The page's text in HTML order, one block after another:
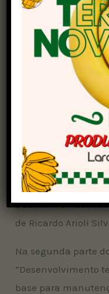
produção de soja.
oportunidade para
refletir sobre os
próximos passos
Especialistas do
O evento contará
primeiro,
mundial de soja:
presença de Décio
Buainain e Rubens
de Ricardo Arioli
Na segunda parte
“Desenvolvimento
base para